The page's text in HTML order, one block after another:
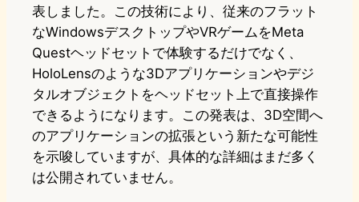
表しました。この技術により、従来のフラット
なWindowsデスクトップやVRゲームをMeta
Questヘッドセットで体験するだけでなく、
HoloLensのような3Dアプリケーションやデジ
タルオブジェクトをヘッドセット上で直接操作
できるようになります。この発表は、3D空間へ
のアプリケーションの拡張という新たな可能性
を示唆していますが、具体的な詳細はまだ多く
は公開されていません。